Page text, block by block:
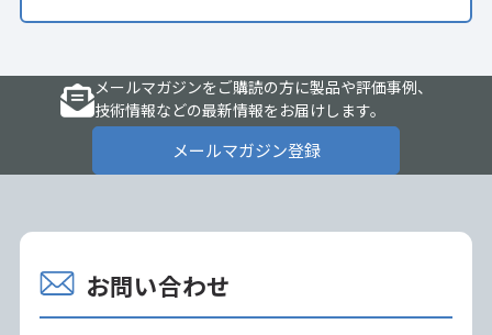
メールマガジンをご購読の方に製品や評価事例、
技術情報などの最新情報をお届けします。
メールマガジン登録
お問い合わせ